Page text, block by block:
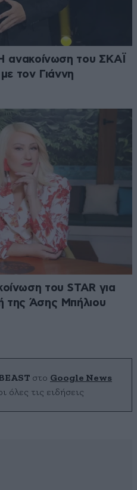
ανακοίνωση του ΣΚΑΪ
τον Γιάννη
του STAR για
της Άσης Μπήλιου
στο Google News
όλες τις ειδήσεις